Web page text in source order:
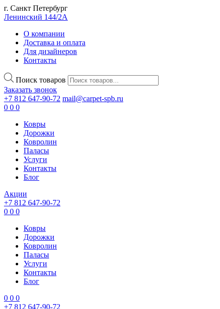
г. Санкт Петербург
Ленинский 144/2А
О компании
Доставка и оплата
Для дизайнеров
Контакты
Поиск товаров
Заказать звонок
+7 812 647-90-72 mail@carpet-spb.ru
0 0 0
Ковры
Дорожки
Ковролин
Паласы
Услуги
Контакты
Блог
Акции
+7 812 647-90-72
0 0 0
Ковры
Дорожки
Ковролин
Паласы
Услуги
Контакты
Блог
0 0 0
+7 812 647-90-72